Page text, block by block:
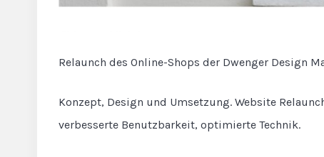
Relaunch des Online-Shops der Dwenger Design
Konzept, Design und Umsetzung. Website
verbesserte Benutzbarkeit, optimierte Technik.